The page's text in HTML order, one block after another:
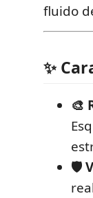
fluido
✨
🎨
🛡️